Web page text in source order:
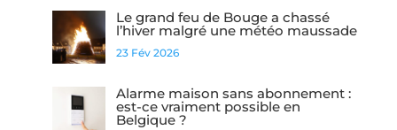
Le grand feu de Bouge a chassé
l’hiver malgré une météo maussade
23 Fév 2026
Alarme maison sans abonnement :
est-ce vraiment possible en
Belgique ?